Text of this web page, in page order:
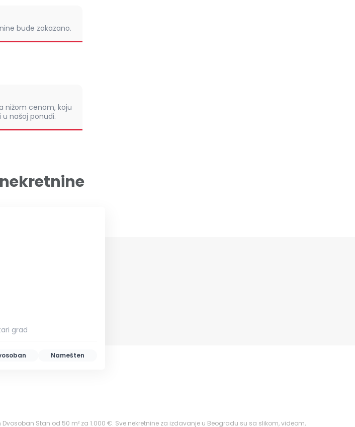
bude zakazano.
nižom cenom, koju
našoj ponudi.
grad
Namešten
Stan od 50 m² za 1.000 €. Sve nekretnine za izdavanje u Beogradu su sa slikom, videom,